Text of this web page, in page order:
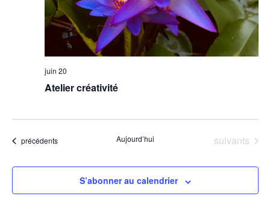
juin 20
Atelier créativité
Évènements
précédents Aujourd’hui Évènements
suivants
S’abonner au calendrier